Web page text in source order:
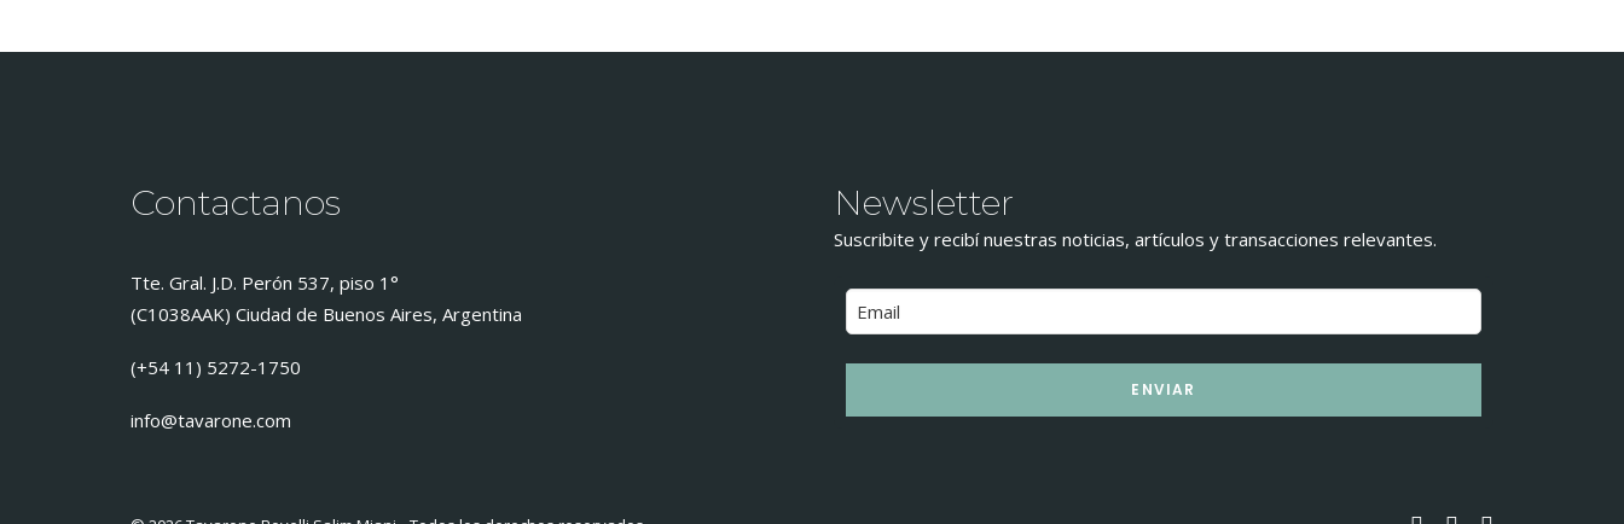
Contactanos
Tte. Gral. J.D. Perón 537, piso 1°
(C1038AAK) Ciudad de Buenos Aires, Argentina
(+54 11) 5272-1750
info@tavarone.com
Newsletter
Suscribite y recibí nuestras noticias, artículos y transacciones relevantes.
ENVIAR